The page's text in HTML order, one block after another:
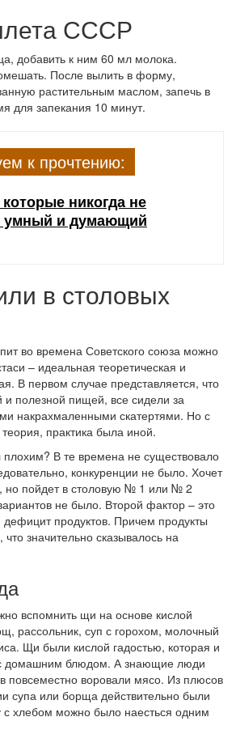
СССР
добавить к ним 60 мл молока.
После вылить в форму,
растительным маслом, запечь в
для запекания 10 минут.
к прочтению:
никогда не
умный и думающий
в столовых
во времена Советского союза можно
– идеальная теоретическая и
В первом случае представляется, что
и полезной пищей, все сидели за
накрахмаленными скатертями. Но с
практика была иной.
В те времена не существовало
конкуренции не было. Хочет
но пойдет в столовую № 1 или № 2
не было. Второй фактор – это
продуктов. Причем продукты
значительно сказывалось на
вспомнить щи на основе кислой
рассольник, суп с горохом, молочный
Щи были кислой гадостью, которая и
домашним блюдом. А знающие люди
повсеместно воровали мясо. Из плюсов
супа или борща действительно были
хлебом можно было наесться одним